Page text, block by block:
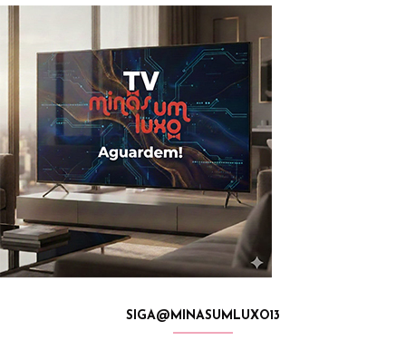
SIGA@MINASUMLUXO13